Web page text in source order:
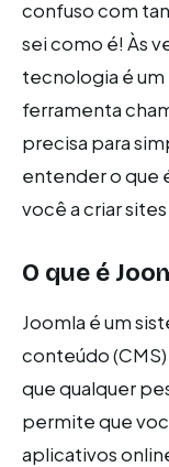
confuso com
sei como é! Às
tecnologia é um
ferramenta
precisa para
entender o que
você a criar
O que é
Joomla é um
conteúdo
que qualquer
permite que
aplicativos